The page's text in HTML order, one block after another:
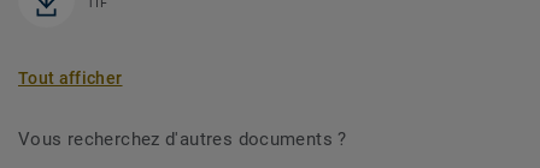
TIF
Tout afficher
Vous recherchez d'autres documents ?